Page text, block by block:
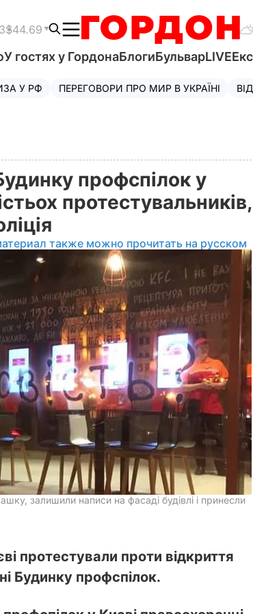
$44.69
У гостях у ГордонаБлогиБульварLIVE
У РФ ПЕРЕГОВОРИ ПРО МИР В УКРАЇНІ
профспілок у
протестувальників,
также можно прочитать на русском
залишили написи на фасаді будівлі і принесли
протестували проти відкриття
Будинку профспілок.